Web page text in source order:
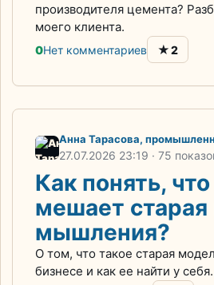
производителя цемента?
моего клиента.
0Нет комментариев ★2
Анна Тарасова,
27.07.2026 23:19 · 75
Как понять,
мешает
мышления?
О том, что такое старая
бизнесе и как ее найти у себя.